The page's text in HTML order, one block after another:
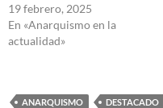
19 febrero, 2025
En «Anarquismo en la
actualidad»
ANARQUISMO DESTACADO